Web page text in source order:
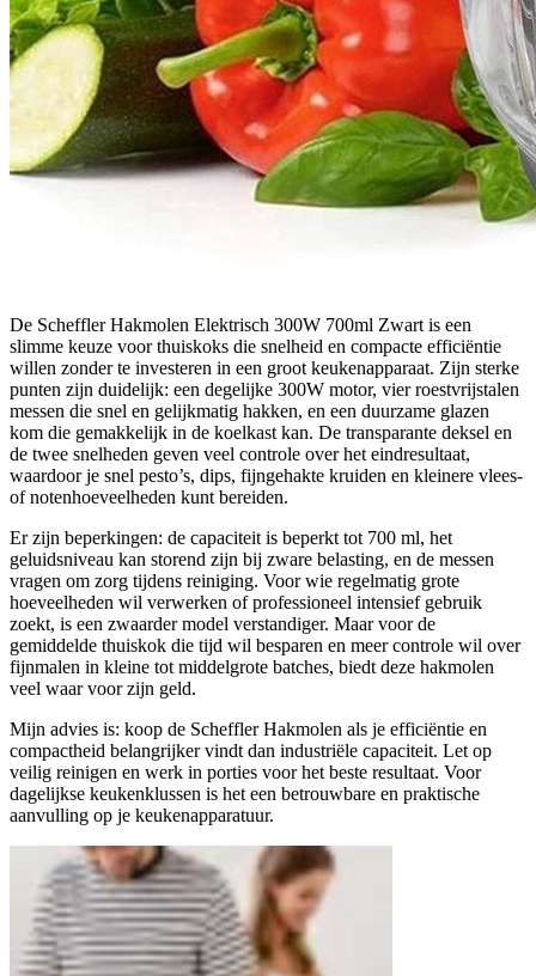
De Scheffler Hakmolen Elektrisch 300W 700ml Zwart is een
slimme keuze voor thuiskoks die snelheid en compacte efficiëntie
willen zonder te investeren in een groot keukenapparaat. Zijn sterke
punten zijn duidelijk: een degelijke 300W motor, vier roestvrijstalen
messen die snel en gelijkmatig hakken, en een duurzame glazen
kom die gemakkelijk in de koelkast kan. De transparante deksel en
de twee snelheden geven veel controle over het eindresultaat,
waardoor je snel pesto’s, dips, fijngehakte kruiden en kleinere vlees-
of notenhoeveelheden kunt bereiden.
Er zijn beperkingen: de capaciteit is beperkt tot 700 ml, het
geluidsniveau kan storend zijn bij zware belasting, en de messen
vragen om zorg tijdens reiniging. Voor wie regelmatig grote
hoeveelheden wil verwerken of professioneel intensief gebruik
zoekt, is een zwaarder model verstandiger. Maar voor de
gemiddelde thuiskok die tijd wil besparen en meer controle wil over
fijnmalen in kleine tot middelgrote batches, biedt deze hakmolen
veel waar voor zijn geld.
Mijn advies is: koop de Scheffler Hakmolen als je efficiëntie en
compactheid belangrijker vindt dan industriële capaciteit. Let op
veilig reinigen en werk in porties voor het beste resultaat. Voor
dagelijkse keukenklussen is het een betrouwbare en praktische
aanvulling op je keukenapparatuur.